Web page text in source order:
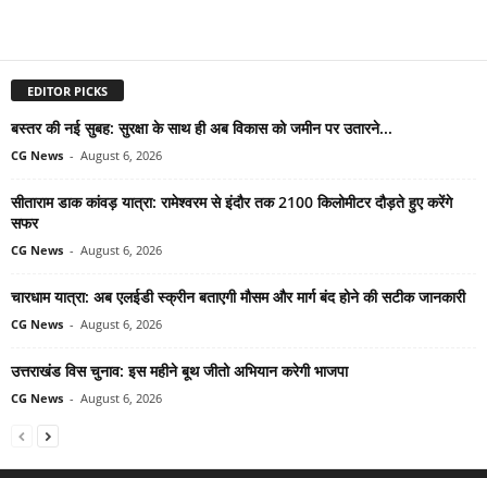
EDITOR PICKS
बस्तर की नई सुबह: सुरक्षा के साथ ही अब विकास को जमीन पर उतारने...
CG News - August 6, 2026
सीताराम डाक कांवड़ यात्रा: रामेश्वरम से इंदौर तक 2100 किलोमीटर दौड़ते हुए करेंगे
सफर
CG News - August 6, 2026
चारधाम यात्रा: अब एलईडी स्क्रीन बताएगी मौसम और मार्ग बंद होने की सटीक जानकारी
CG News - August 6, 2026
उत्तराखंड विस चुनाव: इस महीने बूथ जीतो अभियान करेगी भाजपा
CG News - August 6, 2026